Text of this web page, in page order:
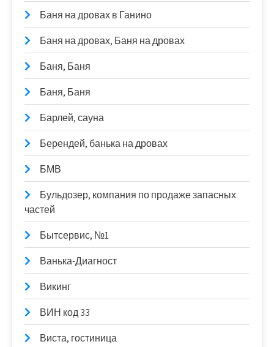
Баня на дровах в Ганино
Баня на дровах, Баня на дровах
Баня, Баня
Баня, Баня
Барлей, сауна
Берендей, банька на дровах
БМВ
Бульдозер, компания по продаже запасных
частей
Бытсервис, №1
Ванька-Диагност
Викинг
ВИН код 33
Виста, гостиница